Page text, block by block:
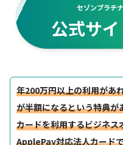
セゾンプラチ
公式サ
年200万円以上の利用があ
が半額になるという特典が
カードを利用するビジネス
ApplePay対応法人カード